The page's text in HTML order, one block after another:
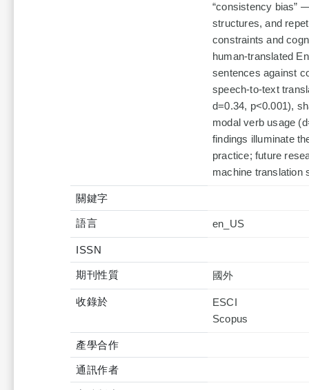
“consistency bias”
structures, and
constraints and
human-translated
sentences against
speech-to-text
d=0.34, p<0.001),
modal verb usage
findings illuminate
practice; future
machine translation
關鍵字
語言 en_US
ISSN
期刊性質 國外
收錄於
ESCI
產學合作
通訊作者